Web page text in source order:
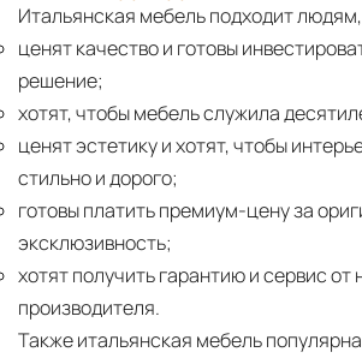
Итальянская мебель подходит
ценят качество и готовы
решение;
хотят, чтобы мебель служила
ценят эстетику и хотят, чтобы
стильно и дорого;
готовы платить премиум-цену за
эксклюзивность;
хотят получить гарантию и сервис от
производителя.
Также итальянская мебель